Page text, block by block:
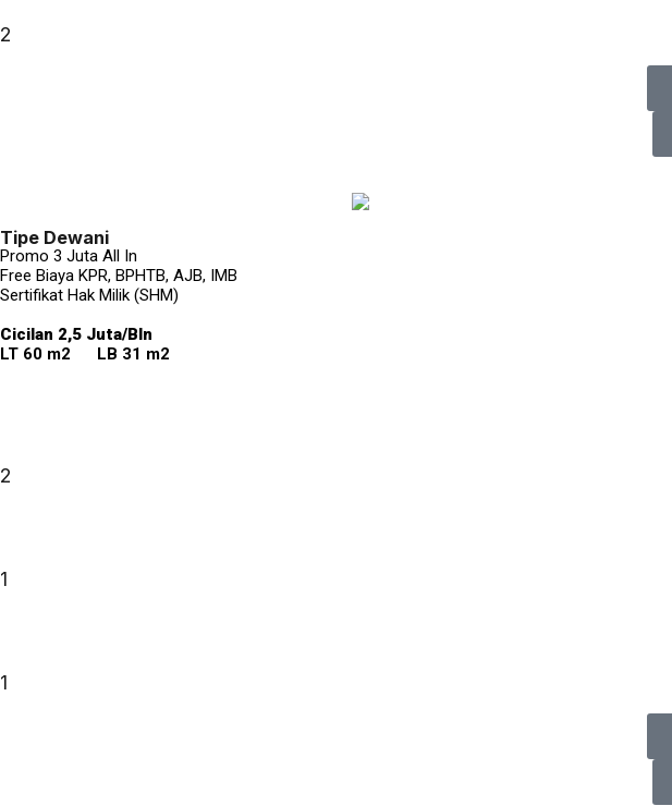
2
Tipe Dewani
Promo 3 Juta All In
Free Biaya KPR, BPHTB, AJB, IMB
Sertifikat Hak Milik (SHM)
Cicilan 2,5 Juta/Bln
LT 60 m2 LB 31 m2
2
1
1